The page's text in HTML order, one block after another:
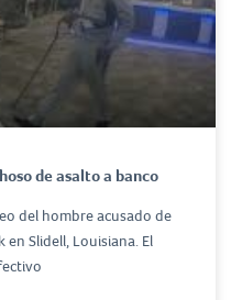
de asalto a banco
del hombre acusado de
Slidell, Louisiana. El